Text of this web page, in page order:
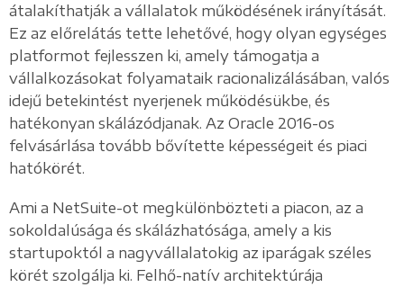
átalakíthatják a vállalatok működésének irányítását.
Ez az előrelátás tette lehetővé, hogy olyan egységes
platformot fejlesszen ki, amely támogatja a
vállalkozásokat folyamataik racionalizálásában, valós
idejű betekintést nyerjenek működésükbe, és
hatékonyan skálázódjanak. Az Oracle 2016-os
felvásárlása tovább bővítette képességeit és piaci
hatókörét.
Ami a NetSuite-ot megkülönbözteti a piacon, az a
sokoldalúsága és skálázhatósága, amely a kis
startupoktól a nagyvállalatokig az iparágak széles
körét szolgálja ki. Felhő-natív architektúrája